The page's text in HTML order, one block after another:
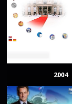
2004